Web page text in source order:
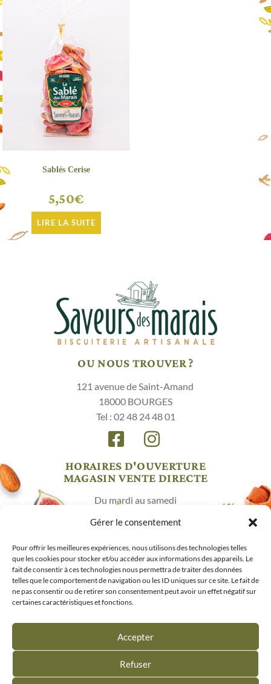
Gérer le consentement
Pour offrir les meilleures expériences, nous utilisons des technologies telles
que les cookies pour stocker et/ou accéder aux informations des appareils. Le
fait de consentir à ces technologies nous permettra de traiter des données
telles que le comportement de navigation ou les ID uniques sur ce site. Le fait de
ne pas consentir ou de retirer son consentement peut avoir un effet négatif sur
certaines caractéristiques et fonctions.
Accepter
Refuser
Sablés Cerise
5,50€
LIRE LA SUITE
OU NOUS TROUVER ?
121 avenue de Saint-Amand
18000 BOURGES
Tel : 02 48 24 48 01
HORAIRES D'OUVERTURE
MAGASIN VENTE DIRECTE
Du mardi au samedi
Mentions légales/CGV
© Saveursdesmarais 2026 / Webdesign : www.koero.fr
Fermer le menu
CADEAUX GOURMANDS
CHOCOLATS ET GOURMANDISES
Rechercher sur ce site